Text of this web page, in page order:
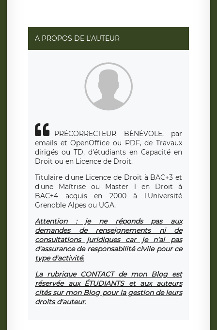
A PROPOS DE L'AUTEUR
PRÉCORRECTEUR BÉNÉVOLE, par
emails et OpenOffice ou PDF, de Travaux
dirigés ou TD, d'étudiants en Capacité en
Droit ou en Licence de Droit.
Titulaire d'une Licence de Droit à BAC+3 et
d'une Maîtrise ou Master 1 en Droit à
BAC+4 acquis en 2000 à l'Université
Grenoble Alpes ou UGA.
Attention : je ne réponds pas aux
demandes de renseignements ni de
consultations juridiques car je n'ai pas
d'assurance de responsabilité civile pour ce
type d'activité.
La rubrique CONTACT de mon Blog est
réservée aux ÉTUDIANTS et aux auteurs
cités sur mon Blog pour la gestion de leurs
droits d'auteur.